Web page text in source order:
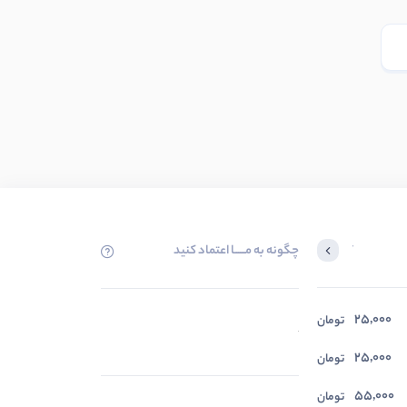
آخرین محصولاتی که بازدید کردید
25,000 تومان
25,000 تومان
55,000 تومان
چگونه به مــــــا اعتماد کنید